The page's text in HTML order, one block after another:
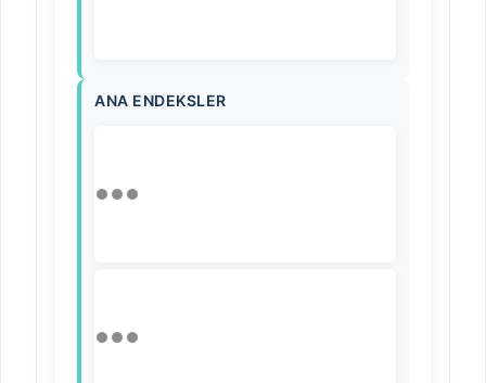
ANA ENDEKSLER